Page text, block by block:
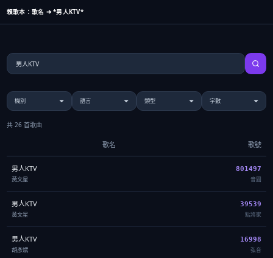
賴歌本：歌名 ➔ *男人KTV*
共 26 首歌曲
歌名 歌號
男人KTV
黃文星
801497
音圓
男人KTV
黃文星
39539
點將家
男人KTV
胡彥斌
16998
弘音